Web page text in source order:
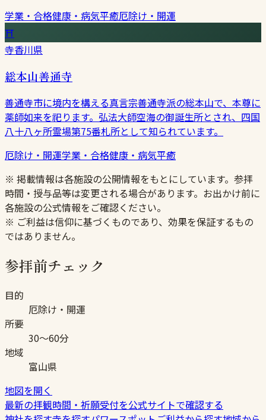
学業・合格健康・病気平癒厄除け・開運
⛩
寺香川県
総本山善通寺
善通寺市に境内を構える真言宗善通寺派の総本山で、本尊に
薬師如来を祀ります。弘法大師空海の御誕生所とされ、四国
八十八ヶ所霊場第75番札所として知られています。
厄除け・開運学業・合格健康・病気平癒
※ 掲載情報は各施設の公開情報をもとにしています。参拝
時間・授与品等は変更される場合があります。お出かけ前に
各施設の公式情報をご確認ください。
※ ご利益は信仰に基づくものであり、効果を保証するもの
ではありません。
参拝前チェック
目的
厄除け・開運
所要
30〜60分
地域
富山県
地図を開く
最新の拝観時間・祈願受付を公式サイトで確認する